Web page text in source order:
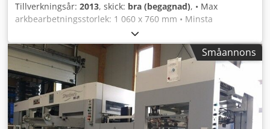
Tillverkningsår: 2013, skick: bra (begagnad), • Max
arkbearbetningsstorlek: 1 060 x 760 mm • Minsta
arkbearbetningsstorlek: 400 x 350 mm • Maximal
stansningsstorlek: 1 060 x 745 mm • Gripkant: 10 mm •
Maximal mekanisk hastighet: 7 700 ark/timme Djdpfew E
Iumjx Aatsck • Pappersintervall: o Kartong: 90–2 000 g/m² o
Wellpapp: upp till 4 mm (beroende på fluting) • Stanskraft:
260 ton • Stapelhöjd (intag/leverans): o Intag: upp till 1 350
mm o Leverans: upp till 1 150 mm • Intagstyp: Non-stop •
Leveranstyp: Non-stop • Registersystem: Optisk och
Småannons